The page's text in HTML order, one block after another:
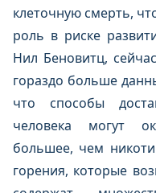
клеточную смерть,
роль в риске
Нил Беновитц,
гораздо больше
что способы
человека могут
большее, чем
горения, которые